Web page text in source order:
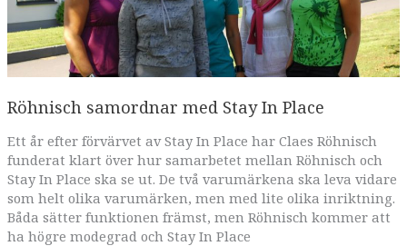
Röhnisch samordnar med Stay In Place
Ett år efter förvärvet av Stay In Place har Claes Röhnisch
funderat klart över hur samarbetet mellan Röhnisch och
Stay In Place ska se ut. De två varumärkena ska leva vidare
som helt olika varumärken, men med lite olika inriktning.
Båda sätter funktionen främst, men Röhnisch kommer att
ha högre modegrad och Stay In Place